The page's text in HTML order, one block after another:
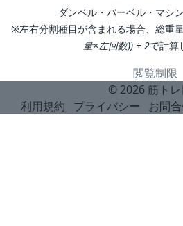
ダンベル・バーベル・マシ
※左右分割種目が含まれる場合、総重
量×左回数)) ÷ 2で計算
閲覧制限
© 2026 筋ト
利用規約
プライバシー お問